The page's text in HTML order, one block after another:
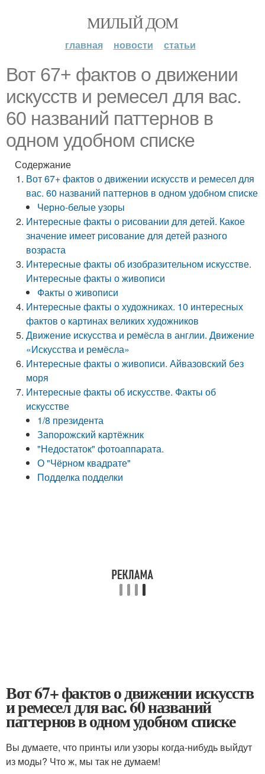
МИЛЫЙ ДОМ
главная новости статьи
Вот 67+ фактов о движении
искусств и ремесел для вас.
60 названий паттернов в
одном удобном списке
Содержание
Вот 67+ фактов о движении искусств и ремесел для
вас. 60 названий паттернов в одном удобном списке
Черно-белые узоры
Интересные факты о рисовании для детей. Какое
значение имеет рисование для детей разного
возраста
Интересные факты об изобразительном искусстве.
Интересные факты о живописи
Факты о живописи
Интересные факты о художниках. 10 интересных
фактов о картинах великих художников
Движение искусства и ремёсла в англии. Движение
«Искусства и ремёсла»
Интересные факты о живописи. Айвазовский без
моря
Интересные факты об искусстве. Факты об
искусстве
1/8 президента
Запорожский картёжник
"Недостаток" фотоаппарата.
О "Чёрном квадрате"
Подделка подделки
Вот 67+ фактов о движении искусств
и ремесел для вас. 60 названий
паттернов в одном удобном списке
Вы думаете, что принты или узоры когда-нибудь выйдут
из моды? Что ж, мы так не думаем!